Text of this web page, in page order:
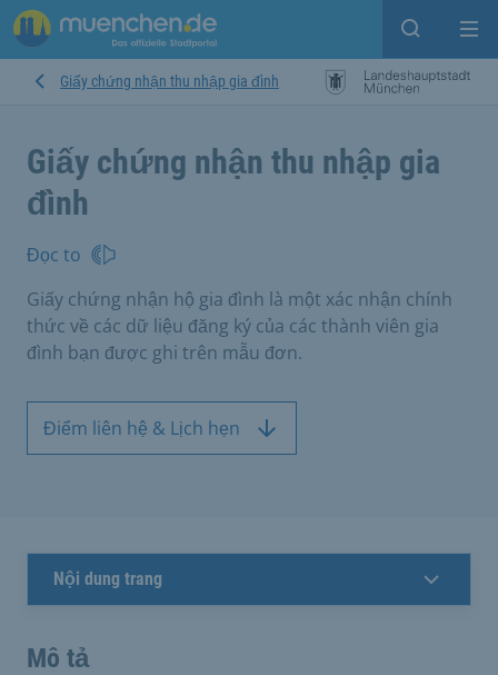
Open
Giấy chứng nhận thu nhập gia đình
Giấy chứng nhận thu nhập gia
đình
Đọc to
Giấy chứng nhận hộ gia đình là một xác nhận chính
thức về các dữ liệu đăng ký của các thành viên gia
đình bạn được ghi trên mẫu đơn.
Điểm liên hệ & Lịch hẹn
Nội dung trang
Mô tả